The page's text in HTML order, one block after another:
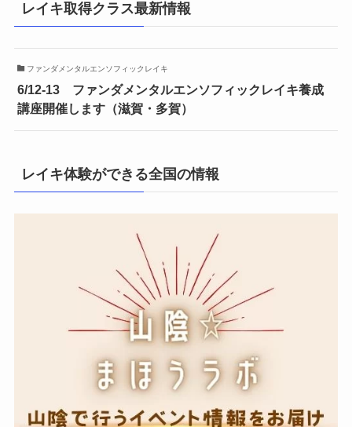
レイキ取得クラス最新情報
ファンダメンタルエンソフィックレイキ
6/12-13 ファンダメンタルエンソフィックレイキ養成
講座開催します（滋賀・多賀）
レイキ体験ができる全国の情報